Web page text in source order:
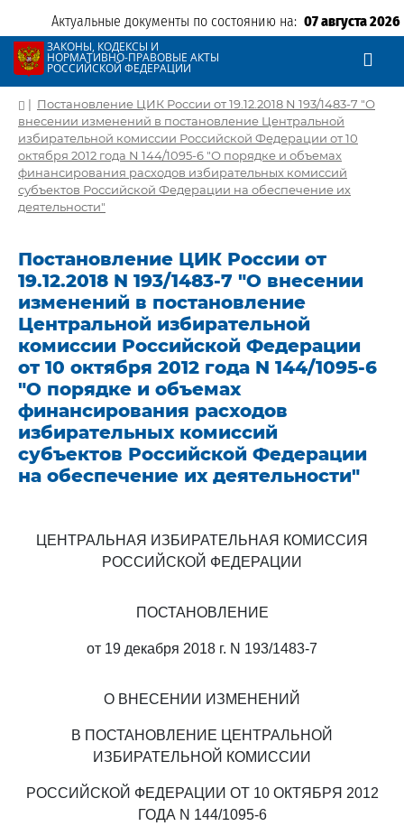
Актуальные документы по состоянию на: 07 августа 2026
ЗАКОНЫ, КОДЕКСЫ И
НОРМАТИВНО-ПРАВОВЫЕ АКТЫ
РОССИЙСКОЙ ФЕДЕРАЦИИ
| Постановление ЦИК России от 19.12.2018 N 193/1483-7 "О
внесении изменений в постановление Центральной
избирательной комиссии Российской Федерации от 10
октября 2012 года N 144/1095-6 "О порядке и объемах
финансирования расходов избирательных комиссий
субъектов Российской Федерации на обеспечение их
деятельности"
Постановление ЦИК России от
19.12.2018 N 193/1483-7 "О внесении
изменений в постановление
Центральной избирательной
комиссии Российской Федерации
от 10 октября 2012 года N 144/1095-6
"О порядке и объемах
финансирования расходов
избирательных комиссий
субъектов Российской Федерации
на обеспечение их деятельности"
ЦЕНТРАЛЬНАЯ ИЗБИРАТЕЛЬНАЯ КОМИССИЯ
РОССИЙСКОЙ ФЕДЕРАЦИИ
ПОСТАНОВЛЕНИЕ
от 19 декабря 2018 г. N 193/1483-7
О ВНЕСЕНИИ ИЗМЕНЕНИЙ
В ПОСТАНОВЛЕНИЕ ЦЕНТРАЛЬНОЙ
ИЗБИРАТЕЛЬНОЙ КОМИССИИ
РОССИЙСКОЙ ФЕДЕРАЦИИ ОТ 10 ОКТЯБРЯ 2012
ГОДА N 144/1095-6